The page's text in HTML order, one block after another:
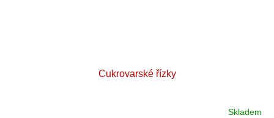
Cukrovarské řízky
Skladem